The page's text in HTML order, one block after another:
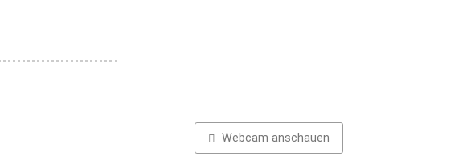
Webcam anschauen